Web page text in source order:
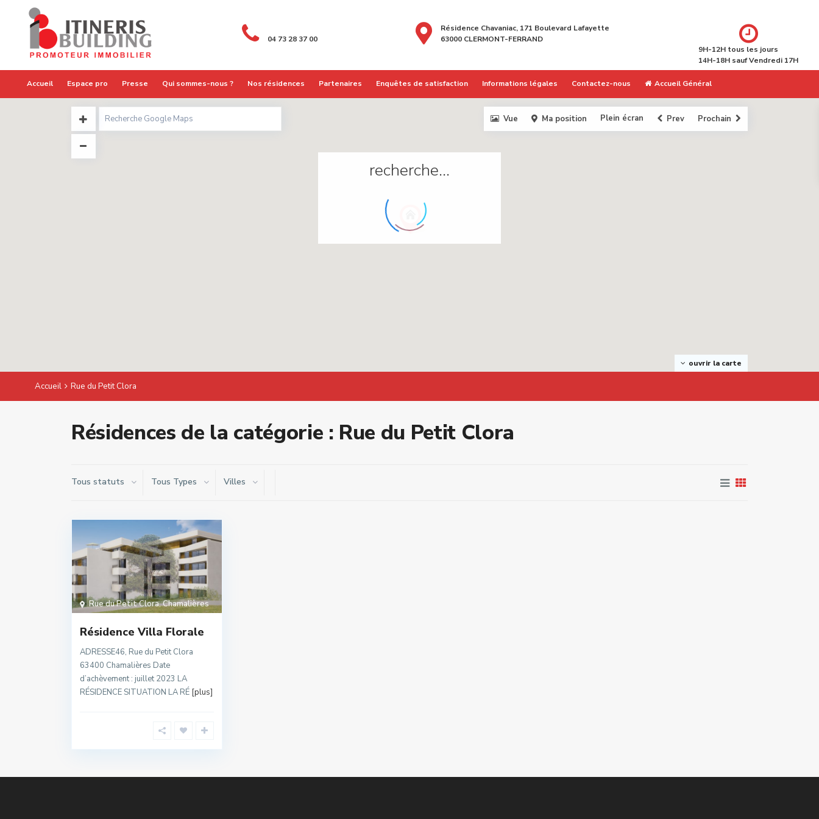
04 73 28 37 00
Résidence Chavaniac, 171 Boulevard Lafayette
63000 CLERMONT-FERRAND
9H-12H tous les jours
14H-18H sauf Vendredi 17H
Accueil Espace pro Presse Qui sommes-nous ? Nos résidences Partenaires Enquêtes de satisfaction Informations légales Contactez-nous Accueil Général
recherche...
ouvrir la carte
Vue Ma position Plein écran Prev Prochain
Accueil Rue du Petit Clora
Résidences de la catégorie : Rue du Petit Clora
Tous statuts Tous Types Villes
Rue du Petit Clora,Chamalières
Résidence Villa Florale
ADRESSE46, Rue du Petit Clora
63400 Chamalières Date
d’achèvement : juillet 2023 LA
RÉSIDENCE SITUATION LA RÉ [plus]